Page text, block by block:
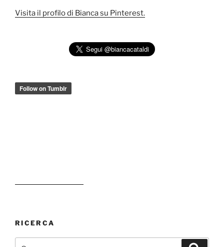
Visita il profilo di Bianca su Pinterest.
RICERCA